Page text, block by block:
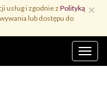
×
usług i zgodnie zPolityką
lub dostępu do
Menu